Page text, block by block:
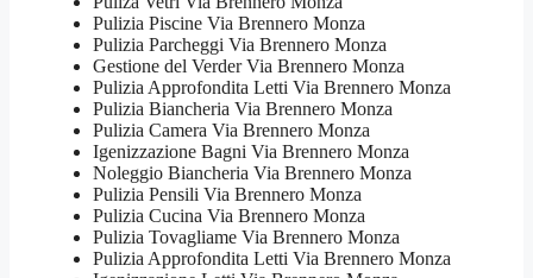
Pulizia Piscine Via Brennero Monza
Pulizia Parcheggi Via Brennero Monza
Gestione del Verder Via Brennero Monza
Pulizia Approfondita Letti Via Brennero Monza
Pulizia Biancheria Via Brennero Monza
Pulizia Camera Via Brennero Monza
Igenizzazione Bagni Via Brennero Monza
Noleggio Biancheria Via Brennero Monza
Pulizia Pensili Via Brennero Monza
Pulizia Cucina Via Brennero Monza
Pulizia Tovagliame Via Brennero Monza
Pulizia Approfondita Letti Via Brennero Monza